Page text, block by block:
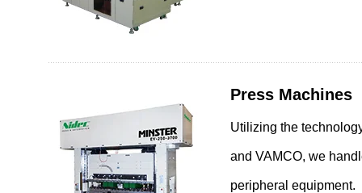
Press Machines
Utilizing the
and VAMCO, we
peripheral equipment.
IT/OA、移动、光学设备相关领域
医疗和健康护理相关领域
商业用相关领域
工业相关领域